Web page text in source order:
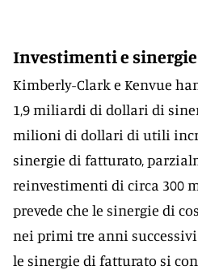
Investimenti e sinergie
Kimberly-Clark e Kenvue
1,9 miliardi di dollari di
milioni di dollari di utili
sinergie di fatturato,
reinvestimenti di circa 300
prevede che le sinergie di
nei primi tre anni
le sinergie di fatturato si